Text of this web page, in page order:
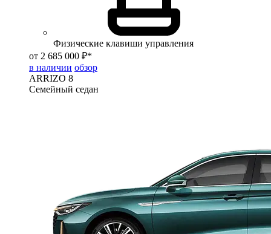
Физические клавиши управления
от 2 685 000 ₽*
в наличии обзор
ARRIZO 8
Семейный седан